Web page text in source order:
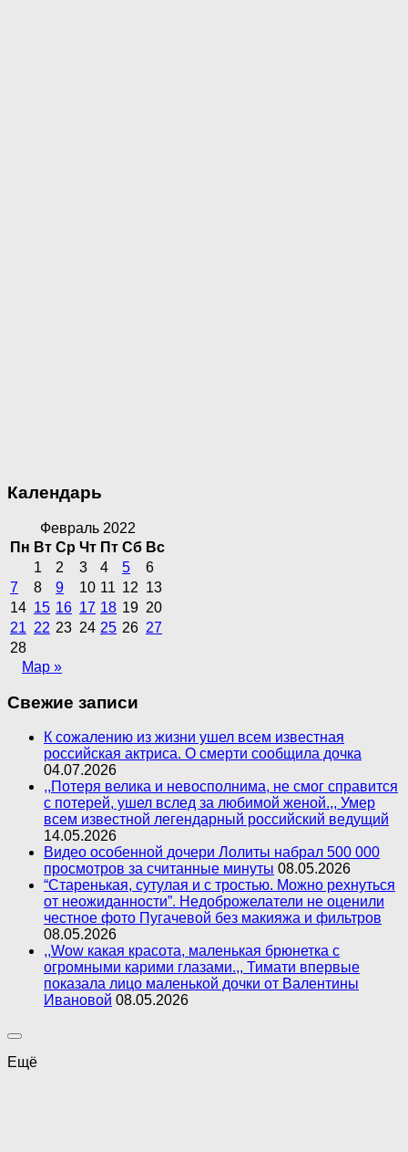
Календарь
Февраль 2022
Пн Вт Ср Чт Пт Сб Вс
1
2 3 4 5
6
7
8 9 10 11 12 13
14 15 16 17 18 19 20
21 22 23 24 25 26 27
28
Мар »
Свежие записи
К сожалению из жизни ушел всем известная
российская актриса. О смерти сообщила дочка
04.07.2026
,,Потеря велика и невосполнима, не смог справится
с потерей, ушел вслед за любимой женой.,, Умер
всем известной легендарный российский ведущий
14.05.2026
Видео особенной дочери Лолиты набрал 500 000
просмотров за считанные минуты 08.05.2026
“Старенькая, сутулая и с тростью. Можно рехнуться
от неожиданности”. Недоброжелатели не оценили
честное фото Пугачевой без макияжа и фильтров
08.05.2026
,,Wow какая красота, маленькая брюнетка с
огромными карими глазами.,, Тимати впервые
показала лицо маленькой дочки от Валентины
Ивановой 08.05.2026
Ещё